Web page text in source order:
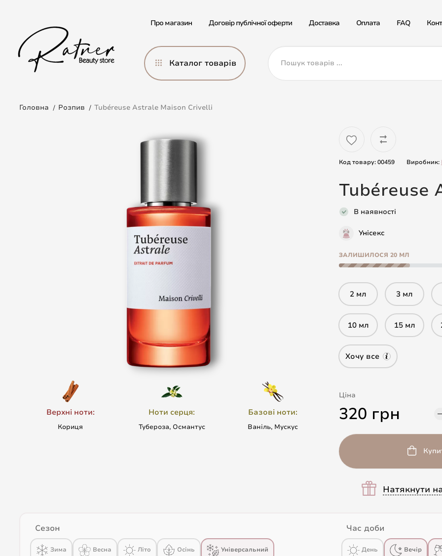
Про магазин Договір публічної оферти Доставка Оплата FAQ
Каталог товарів
Головна Розпив Tubéreuse Astrale Maison Crivelli
Верхні ноти:
Кориця
Ноти серця:
Тубероза, Османтус
Базові ноти:
Ваніль, Мускус
Код товару: 00459 Виробник:
Tubéreuse
В наявності
Унісекс
ЗАЛИШИЛОСЯ 20 МЛ
2 мл 3 мл
10 мл 15 мл
Хочу все
Ціна
320 грн
Натякнути
Сезон
Зима Весна Літо Осінь Універсальний
Час доби
День Вечір